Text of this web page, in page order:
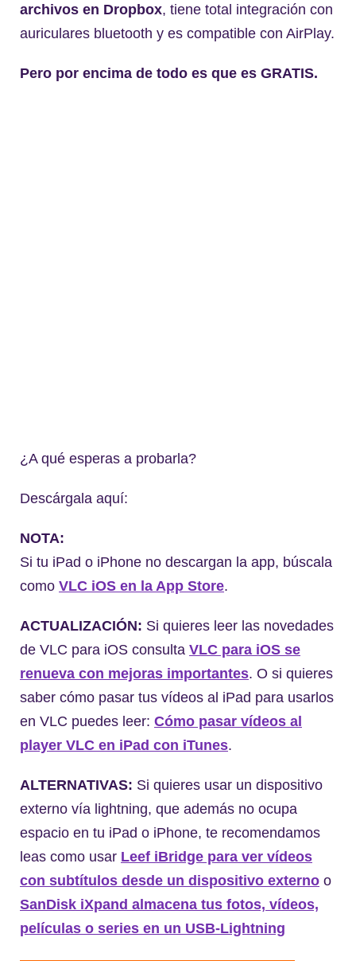
archivos en Dropbox, tiene total integración con
auriculares bluetooth y es compatible con AirPlay.
Pero por encima de todo es que es GRATIS.
¿A qué esperas a probarla?
Descárgala aquí:
NOTA:
Si tu iPad o iPhone no descargan la app, búscala
como VLC iOS en la App Store.
ACTUALIZACIÓN: Si quieres leer las novedades
de VLC para iOS consulta VLC para iOS se
renueva con mejoras importantes. O si quieres
saber cómo pasar tus vídeos al iPad para usarlos
en VLC puedes leer: Cómo pasar vídeos al
player VLC en iPad con iTunes.
ALTERNATIVAS: Si quieres usar un dispositivo
externo vía lightning, que además no ocupa
espacio en tu iPad o iPhone, te recomendamos
leas como usar Leef iBridge para ver vídeos
con subtítulos desde un dispositivo externo o
SanDisk iXpand almacena tus fotos, vídeos,
películas o series en un USB-Lightning